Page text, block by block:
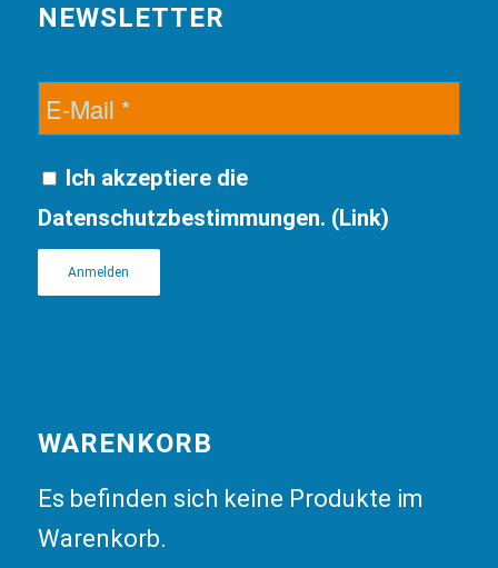
NEWSLETTER
Ich akzeptiere die
Datenschutzbestimmungen. (Link)
WARENKORB
Es befinden sich keine Produkte im
Warenkorb.